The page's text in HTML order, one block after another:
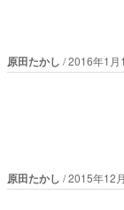
原田たかし 2016年1月
原田たかし 2015年12